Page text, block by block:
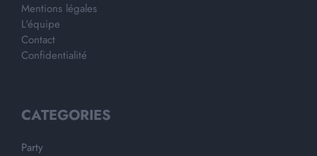
Mentions légales
L'équipe
Contact
Confidentialité
CATEGORIES
Party